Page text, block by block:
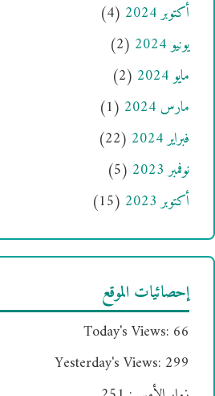
أكتوبر 2024
(4)
يونيو 2024
(2)
مايو 2024
(2)
مارس 2024
(1)
فبراير 2024
(22)
نوفمبر 2023
(5)
أكتوبر 2023
(15)
إحصائيات الموقع
Today's Views: 66
Yesterday's Views: 299